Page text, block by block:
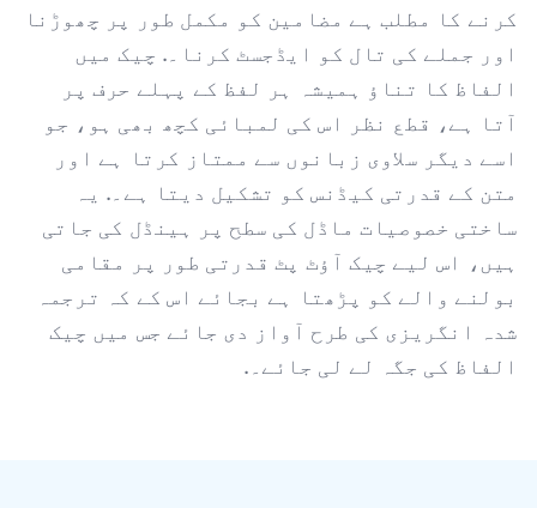
کرنے کا مطلب ہے مضامین کو مکمل طور پر چھوڑنا
اور جملے کی تال کو ایڈجسٹ کرنا۔. چیک میں
الفاظ کا تناؤ ہمیشہ ہر لفظ کے پہلے حرف پر
آتا ہے، قطع نظر اس کی لمبائی کچھ بھی ہو، جو
اسے دیگر سلاوی زبانوں سے ممتاز کرتا ہے اور
متن کے قدرتی کیڈنس کو تشکیل دیتا ہے۔. یہ
ساختی خصوصیات ماڈل کی سطح پر ہینڈل کی جاتی
ہیں، اس لیے چیک آؤٹ پٹ قدرتی طور پر مقامی
بولنے والے کو پڑھتا ہے بجائے اس کے کہ ترجمہ
شدہ انگریزی کی طرح آواز دی جائے جس میں چیک
الفاظ کی جگہ لے لی جائے۔.